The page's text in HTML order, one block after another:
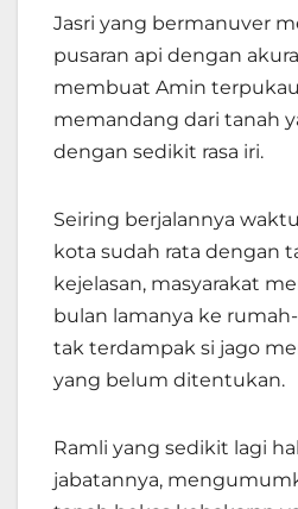
Jasri yang bermanuver
pusaran api dengan
membuat Amin
memandang dari tanah
dengan sedikit rasa iri.
Seiring berjalannya
kota sudah rata dengan
kejelasan, masyarakat
bulan lamanya ke
tak terdampak si jago
yang belum ditentukan.
Ramli yang sedikit lagi
jabatannya,